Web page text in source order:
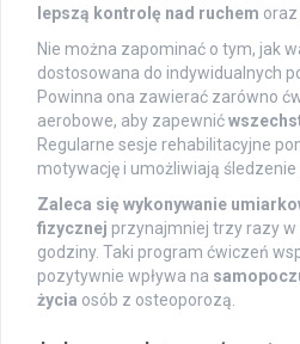
lepszą kontrolę nad ruchem oraz
Nie można zapominać o tym, jak
dostosowana do indywidualnych
Powinna ona zawierać zarówno
aerobowe, aby zapewnić
Regularne sesje rehabilitacyjne
motywację i umożliwiają śledzenie
Zaleca się wykonywanie
fizycznej przynajmniej trzy razy w
godziny. Taki program ćwiczeń
pozytywnie wpływa na
życia osób z osteoporozą.